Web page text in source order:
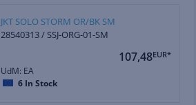
JKT SOLO STORM OR/BK SM
28540313 / SSJ-ORG-01-SM
107,48EUR*
UdM: EA
6 In Stock